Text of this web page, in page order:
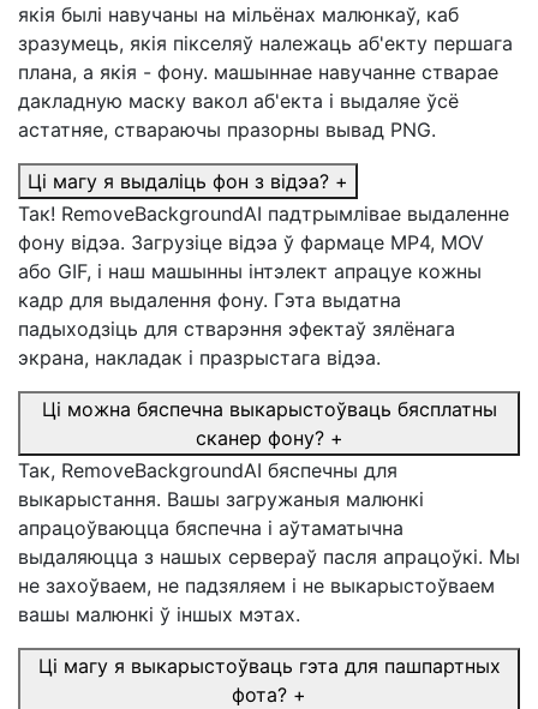
якія былі навучаны на мільёнах малюнкаў, каб
зразумець, якія пікселяў належаць аб'екту першага
плана, а якія - фону. машыннае навучанне стварае
дакладную маску вакол аб'екта і выдаляе ўсё
астатняе, ствараючы празорны вывад PNG.
Ці магу я выдаліць фон з відэа? +
Так! RemoveBackgroundAI падтрымлівае выдаленне
фону відэа. Загрузіце відэа ў фармаце MP4, MOV
або GIF, і наш машынны інтэлект апрацуе кожны
кадр для выдалення фону. Гэта выдатна
падыходзіць для стварэння эфектаў зялёнага
экрана, накладак і празрыстага відэа.
Ці можна бяспечна выкарыстоўваць бясплатны
сканер фону? +
Так, RemoveBackgroundAI бяспечны для
выкарыстання. Вашы загружаныя малюнкі
апрацоўваюцца бяспечна і аўтаматычна
выдаляюцца з нашых сервераў пасля апрацоўкі. Мы
не захоўваем, не падзяляем і не выкарыстоўваем
вашы малюнкі ў іншых мэтах.
Ці магу я выкарыстоўваць гэта для пашпартных
фота? +